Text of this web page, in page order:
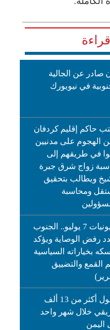
قراءة
صادر عن الجالية
في نيويورك
حاكم إقليم كردفان
الهجوم على مدنيين
في طريقهم إلى
زواج شرق جبرة
ويطالب بتحقيق
ومحاسبة
مليونيات 7 يوليو.. الجنوب
رفض الوصاية ويؤكد
بخياراته السياسية
القمع والتضييق
دخول أكثر من 13 ألف
خلال شهر واحد
اليمن